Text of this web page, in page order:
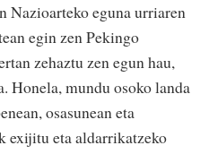
Nazioarteko eguna urriaren
egin zen Pekingo
zehaztu zen egun hau,
Honela, mundu osoko landa
osasunean eta
exijitu eta aldarrikatzeko